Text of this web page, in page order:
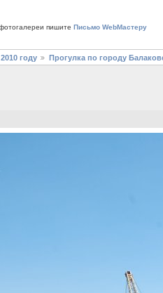
пишите Письмо WebМастеру
году Прогулка по городу